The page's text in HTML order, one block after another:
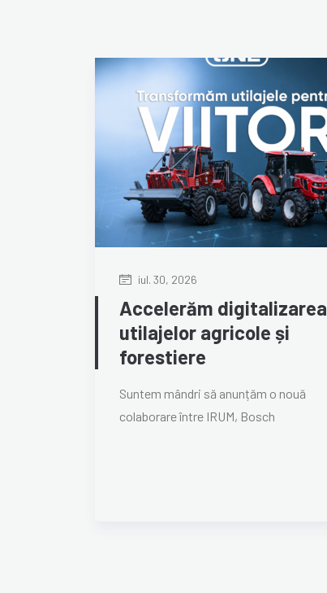
iul. 30, 2026
Accelerăm digitalizarea
utilajelor agricole și
forestiere
Suntem mândri să anunțăm o nouă
colaborare între IRUM, Bosch